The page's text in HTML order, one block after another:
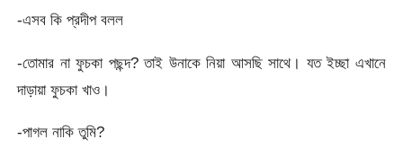
-এসব কি প্রদীপ বলল
-তোমার না ফুচকা পছন্দ? তাই উনাকে নিয়া আসছি সাথে। যত ইচ্ছা এখানে
দাড়ায়া ফুচকা খাও।
-পাগল নাকি তুমি?